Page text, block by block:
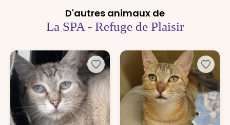
D'autres animaux de
La SPA - Refuge de Plaisir